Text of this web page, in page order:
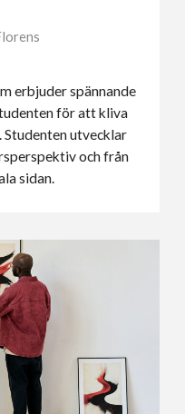
erbjuder spännande
för att kliva
utvecklar
och från
sidan.